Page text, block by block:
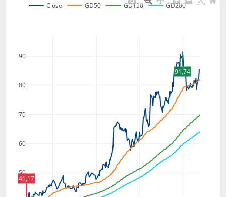
50
60
70
80
90
Close GD50 GD150 GD200
91,74
41,17